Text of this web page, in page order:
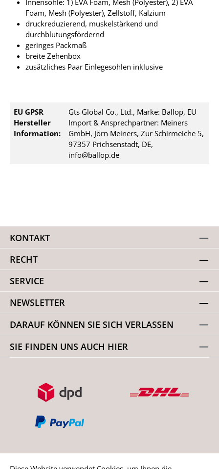
Innensohle: 1) EVA Foam, Mesh (Polyester), 2) EVA
Foam, Mesh (Polyester), Zellstoff, Kalzium
druckreduzierend, muskelstärkend und
durchblutungsfördernd
geringes Packmaß
breite Zehenbox
zusätzliches Paar Einlegesohlen inklusive
EU GPSR
Hersteller
Information:
Gts Global Co., Ltd., Marke: Ballop, EU
Import & Ansprechpartner: Meiners
GmbH, Jörn Meiners, Zur Schirmeiche 5,
97357 Prichsenstadt, DE,
info@ballop.de
KONTAKT
RECHT
SERVICE
NEWSLETTER
DARAUF KÖNNEN SIE SICH VERLASSEN
SIE FINDEN UNS AUCH HIER